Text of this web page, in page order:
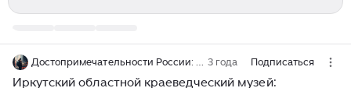
Достопримечательности России: уникальные места 3 года Подписаться
Иркутский областной краеведческий музей: